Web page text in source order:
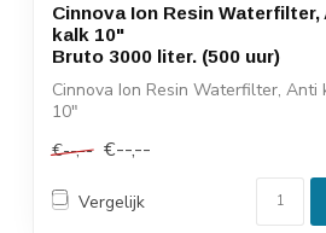
Cinnova Ion Resin Waterfilter,
kalk 10"
Bruto 3000 liter. (500 uur)
Cinnova Ion Resin Waterfilter, Anti
10"
€--,-- €--,--
Vergelijk